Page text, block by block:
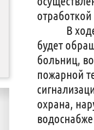
В ходе
будет
больниц,
пожарной
охрана,